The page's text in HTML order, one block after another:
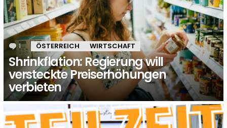
1 Kommentar
ÖSTERREICH WIRTSCHAFT
Shrinkflation: Regierung will
versteckte Preiserhöhungen
verbieten